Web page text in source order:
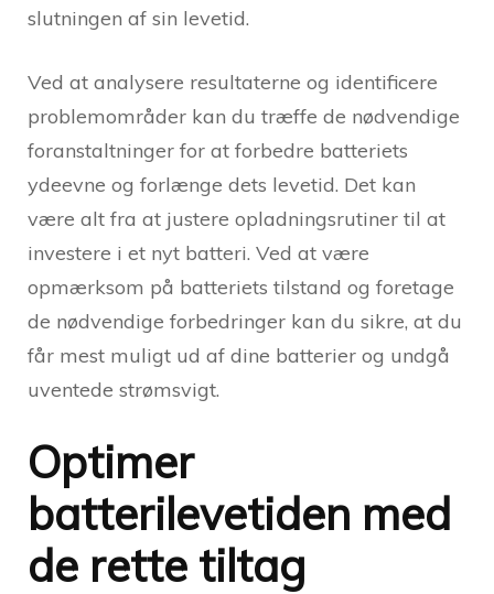
slutningen af sin levetid.
Ved at analysere resultaterne og identificere
problemområder kan du træffe de nødvendige
foranstaltninger for at forbedre batteriets
ydeevne og forlænge dets levetid. Det kan
være alt fra at justere opladningsrutiner til at
investere i et nyt batteri. Ved at være
opmærksom på batteriets tilstand og foretage
de nødvendige forbedringer kan du sikre, at du
får mest muligt ud af dine batterier og undgå
uventede strømsvigt.
Optimer
batterilevetiden med
de rette tiltag